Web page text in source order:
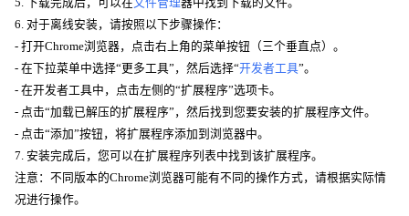
5. 下载完成后，可以在文件管理器中找到下载的文件。
6. 对于离线安装，请按照以下步骤操作：
- 打开Chrome浏览器，点击右上角的菜单按钮（三个垂直点）。
- 在下拉菜单中选择“更多工具”，然后选择“开发者工具”。
- 在开发者工具中，点击左侧的“扩展程序”选项卡。
- 点击“加载已解压的扩展程序”，然后找到您要安装的扩展程序文件。
- 点击“添加”按钮，将扩展程序添加到浏览器中。
7. 安装完成后，您可以在扩展程序列表中找到该扩展程序。
注意：不同版本的Chrome浏览器可能有不同的操作方式，请根据实际情
况进行操作。